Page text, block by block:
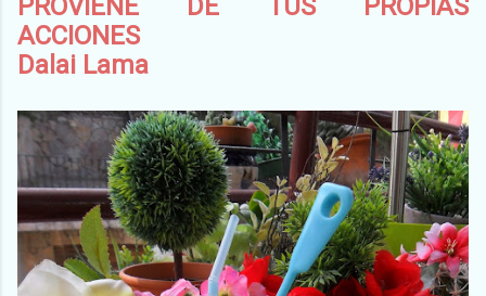
PROVIENE DE TUS PROPIAS
ACCIONES
Dalai Lama